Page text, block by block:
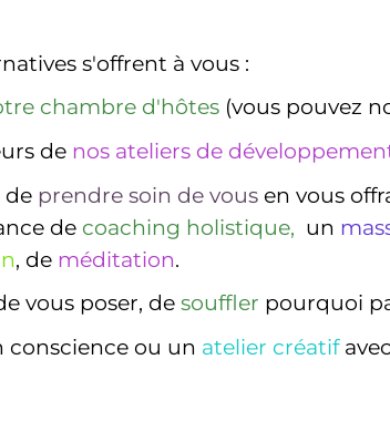
s'offrent à vous :
chambre d'hôtes (vous pouvez
de nos ateliers de
de prendre soin de vous en vous
de coaching holistique, un
, de méditation.
vous poser, de souffler pourquoi
conscience ou un atelier créatif